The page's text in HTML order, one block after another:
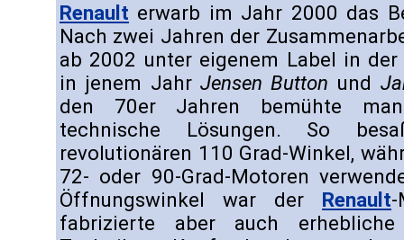
Renault erwarb im Jahr 2000 das
Nach zwei Jahren der
ab 2002 unter eigenem Label in
in jenem JahrJensen Button und
den 70er Jahren bemühte
technische Lösungen. So
revolutionären 110 Grad-Winkel,
72- oder 90-Grad-Motoren
Öffnungswinkel war der Renault
fabrizierte aber auch